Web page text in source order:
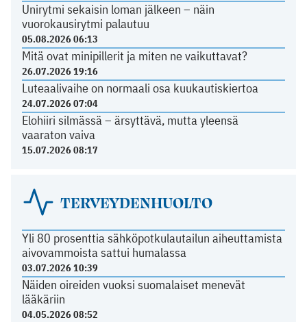
Unirytmi sekaisin loman jälkeen – näin
vuorokausirytmi palautuu
05.08.2026 06:13
Mitä ovat minipillerit ja miten ne vaikuttavat?
26.07.2026 19:16
Luteaalivaihe on normaali osa kuukautiskiertoa
24.07.2026 07:04
Elohiiri silmässä – ärsyttävä, mutta yleensä
vaaraton vaiva
15.07.2026 08:17
TERVEYDENHUOLTO
Yli 80 prosenttia sähköpotkulautailun aiheuttamista
aivovammoista sattui humalassa
03.07.2026 10:39
Näiden oireiden vuoksi suomalaiset menevät
lääkäriin
04.05.2026 08:52